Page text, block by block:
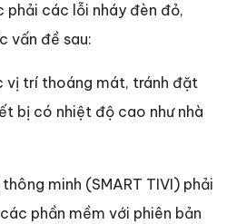
phải các lỗi nháy đèn đỏ,
vấn đề sau:
vị trí thoáng mát, tránh đặt
bị có nhiệt độ cao như nhà
minh (SMART TIVI) phải
phần mềm với phiên bản